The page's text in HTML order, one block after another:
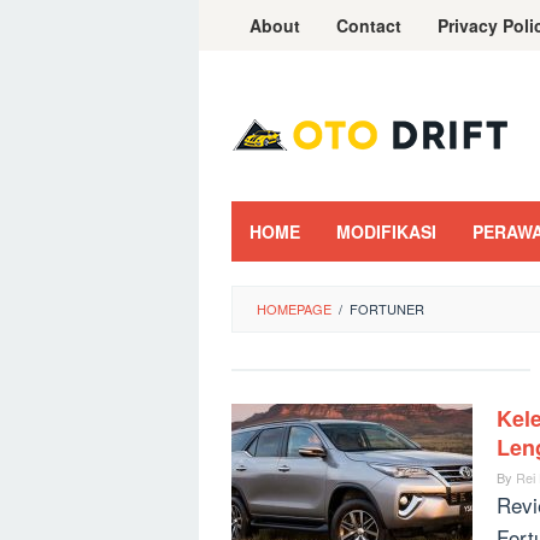
About Contact Privacy
HOME MODIFIKASI
HOMEPAGE / FORTUNER
By Rei